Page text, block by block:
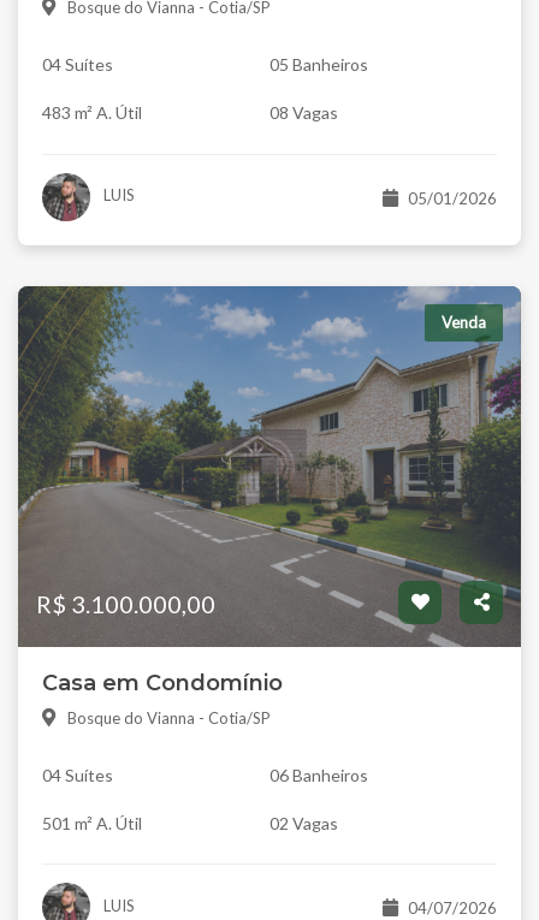
Bosque do Vianna - Cotia/SP
04 Suítes 05 Banheiros
483 m² A. Útil 08 Vagas
LUIS 05/01/2026
Venda
R$ 3.100.000,00
Casa em Condomínio
Bosque do Vianna - Cotia/SP
04 Suítes 06 Banheiros
501 m² A. Útil 02 Vagas
LUIS 04/07/2026